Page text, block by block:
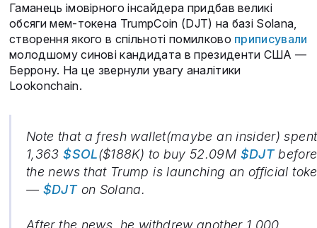
Гаманець імовірного інсайдера придбав великі
обсяги мем-токена TrumpCoin (DJT) на базі Solana,
створення якого в спільноті помилково приписували
молодшому синові кандидата в президенти США —
Беррону. На це звернули увагу аналітики
Lookonchain.
Note that a fresh wallet(maybe an insider) spent
1,363$SOL($188K) to buy 52.09M $DJTbefore
the news that Trump is launching an official
— $DJTon Solana.